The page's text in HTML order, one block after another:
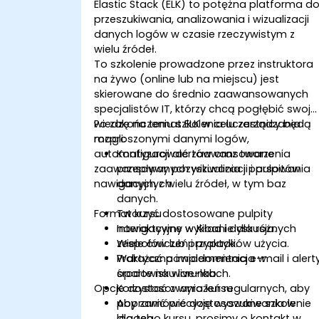
Elastic Stack (ELK) to potężna platforma do
przeszukiwania, analizowania i wizualizacji
danych logów w czasie rzeczywistym z
wielu źródeł.
To szkolenie prowadzone przez instruktora
na żywo (online lub na miejscu) jest
skierowane do średnio zaawansowanych
specjalistów IT, którzy chcą pogłębić swoją
wiedzę na temat ELK w celu zarządzania
rozproszonymi danymi logów,
automatyzacji alertów oraz tworzenia
zaawansowanych wizualizacji i pulpitów
nawigacyjnych.
Po zakończeniu szkolenia uczestnicy będą
mogli:
Konfigurować zaawansowane
przepływy pozyskiwania i parsowania
danych z wielu źródeł, w tym baz
danych.
Tworzyć dostosowane pulpity
nawigacyjne w Kibanie dla różnych
zespołów lub przypadków użycia.
Wdrażać powiadomienia e-mail i
oparte na warunkach.
Korzystać z wyrażeń regularnych, aby
poprawić precyzję wyszukiwania w
Format kursu
Interaktywny wykład i dyskusja.
Wiele ćwiczeń i praktyki.
Praktyczna implementacja w
środowisku live-lab.
Opcje dostosowania kursu
Aby zamówić dostosowane szkolenie